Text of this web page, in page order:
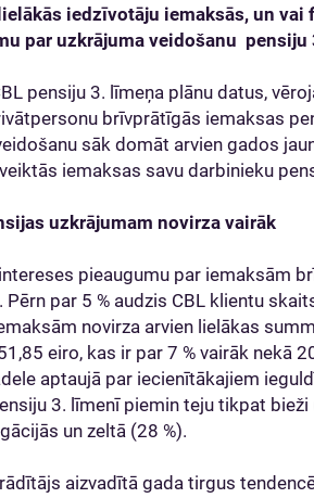
iedzīvotāju iemaksās, un
par uzkrājuma veidošanu pensiju
pensiju 3. līmeņa plānu datus,
brīvprātīgās iemaksas
sāk domāt arvien gados
iemaksas savu darbinieku
uzkrājumam novirza vairāk
pieaugumu par iemaksām
par 5 % audzis CBL klientu
novirza arvien lielākas
eiro, kas ir par 7 % vairāk nekā
aptaujā par iecienītākajiem
3. līmenī piemin teju tikpat
un zeltā (28 %).
aizvadītā gada tirgus